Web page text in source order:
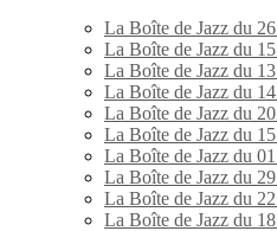
La Boîte de Jazz du
La Boîte de Jazz du
La Boîte de Jazz du
La Boîte de Jazz du
La Boîte de Jazz du
La Boîte de Jazz du
La Boîte de Jazz du
La Boîte de Jazz du
La Boîte de Jazz du
La Boîte de Jazz du